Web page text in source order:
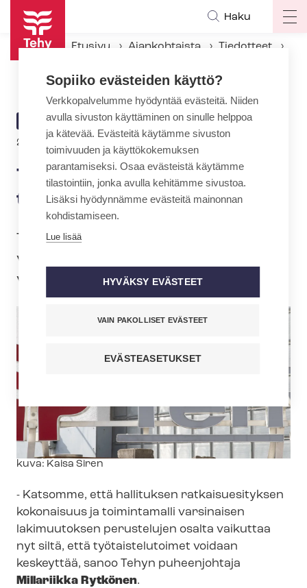
Hyppää
pääsisältöön
Haku
Etusivu Ajankohtaista
Tiedotteet
ARTIKKELIN
KATEGORIA
TIEDOTE
27.10.2018 | 11:10
Tehy keskeyttää vuo­ron­vaih­
to­kiel­lon välittömästi
Tehyn 22.10. julistama, kaikkia paitsi
virkasuhteisia jäseniä koskeva vuo­ron­
vaih­to­kiel­to keskeytyy välittömästi.
Kuvateksti
kuva: Kaisa Siren
- Katsomme, että hallituksen ratkaisuesityksen
kokonaisuus ja toimintamalli varsinaisen
lakimuutoksen perustelujen osalta vaikuttaa
nyt siltä, että työtaistelutoimet voidaan
keskeyttää, sanoo Tehyn puheenjohtaja
Millariikka Rytkönen.
Sopiiko evästeiden käyttö?
Verkkopalvelumme hyödyntää evästeitä. Niiden
avulla sivuston käyttäminen on sinulle helppoa
ja kätevää. Evästeitä käytämme sivuston
toimivuuden ja käyttökokemuksen
parantamiseksi. Osaa evästeistä käytämme
tilastointiin, jonka avulla kehitämme sivustoa.
Lisäksi hyödynnämme evästeitä mainonnan
kohdistamiseen.
Lue lisää
HYVÄKSY EVÄSTEET
VAIN PAKOLLISET EVÄSTEET
EVÄSTEASETUKSET